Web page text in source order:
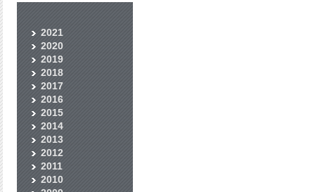
2021
2020
2019
2018
2017
2016
2015
2014
2013
2012
2011
2010